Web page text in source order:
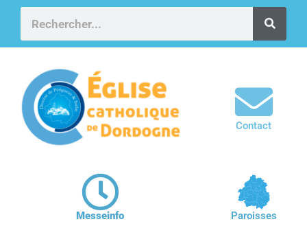
Contact
Messeinfo Paroisses